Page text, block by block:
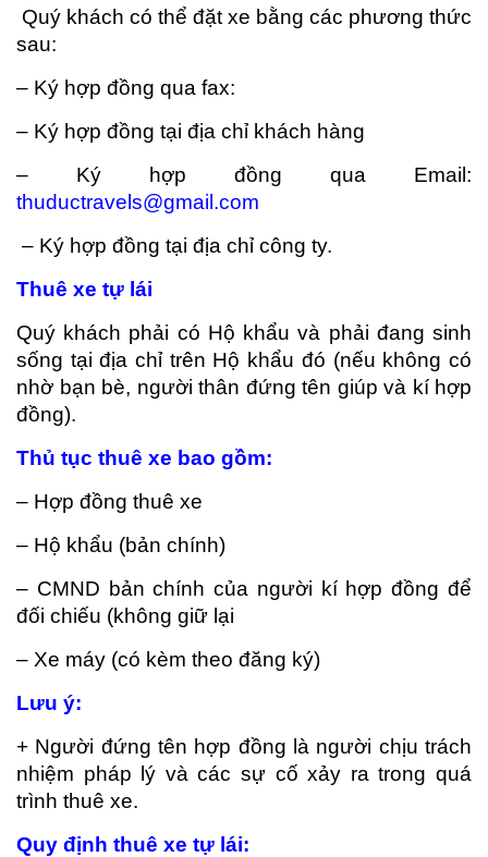
Quý khách có thể đặt xe bằng các phương thức
sau:
– Ký hợp đồng qua fax:
– Ký hợp đồng tại địa chỉ khách hàng
– Ký hợp đồng qua Email:
thuductravels@gmail.com
– Ký hợp đồng tại địa chỉ công ty.
Thuê xe tự lái
Quý khách phải có Hộ khẩu và phải đang sinh
sống tại địa chỉ trên Hộ khẩu đó (nếu không có
nhờ bạn bè, người thân đứng tên giúp và kí hợp
đồng).
Thủ tục thuê xe bao gồm:
– Hợp đồng thuê xe
– Hộ khẩu (bản chính)
– CMND bản chính của người kí hợp đồng để
đối chiếu (không giữ lại
– Xe máy (có kèm theo đăng ký)
Lưu ý:
+ Người đứng tên hợp đồng là người chịu trách
nhiệm pháp lý và các sự cố xảy ra trong quá
trình thuê xe.
Quy định thuê xe tự lái: